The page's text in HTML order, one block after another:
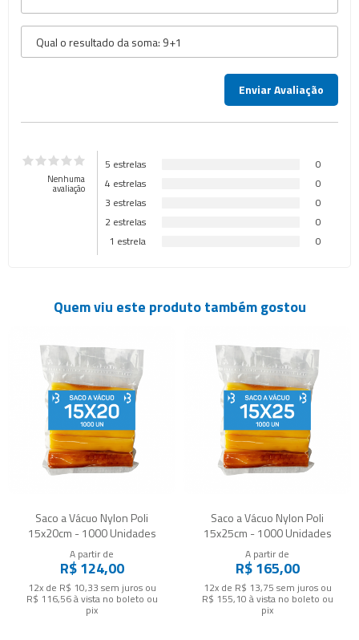
Nenhuma
avaliação
5 estrelas
0
4 estrelas
0
3 estrelas
0
2 estrelas
0
1 estrela
0
Quem viu este produto também gostou
Saco a Vácuo Nylon Poli
15x20cm - 1000 Unidades
A partir de
R$ 124,00
12x de R$ 10,33 sem jurosou
R$ 116,56à vista no boleto ou
pix
Saco a Vácuo Nylon Poli
15x25cm - 1000 Unidades
A partir de
R$ 165,00
12x de R$ 13,75 sem jurosou
R$ 155,10 à vista no boleto ou
pix